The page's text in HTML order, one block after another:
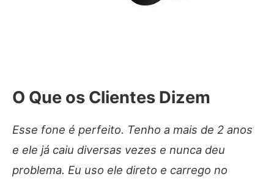
O Que os Clientes Dizem
Esse fone é perfeito. Tenho a mais de 2 anos
e ele já caiu diversas vezes e nunca deu
problema. Eu uso ele direto e carrego no